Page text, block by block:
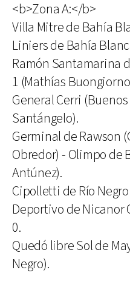
<b>Zona A:</b>
Villa Mitre de Bahía
Liniers de Bahía
Ramón Santamarina
1 (Mathías
General Cerri
Santángelo).
Germinal de Rawson
Obredor) - Olimpo de
Antúnez).
Cipolletti de Río
Deportivo de Nicanor
0.
Quedó libre Sol de
Negro).